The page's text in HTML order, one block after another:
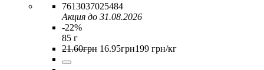
7613037025484
Акция до 31.08.2026
-22%
85 г
21.60грн 16.95грн199 грн/кг